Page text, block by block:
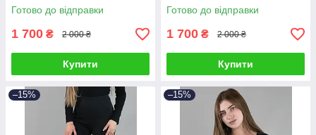
Готово до відправки
1 700 ₴ 2 000 ₴
Купити
Готово до відправки
1 700 ₴ 2 000 ₴
Купити
–15% –15%